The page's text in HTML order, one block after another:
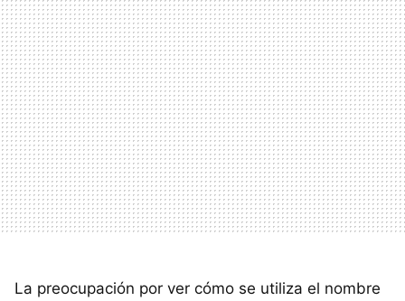
La preocupación por ver cómo se utiliza el nombre